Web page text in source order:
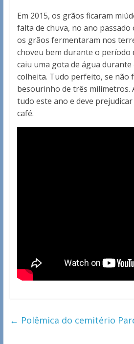
Em 2015, os grãos ficaram
falta de chuva, no ano passado
os grãos fermentaram nos
choveu bem durante o período
caiu uma gota de água
colheita. Tudo perfeito, se não
besourinho de três milímetros.
tudo este ano e deve
café.
← Polêmica do cemitério